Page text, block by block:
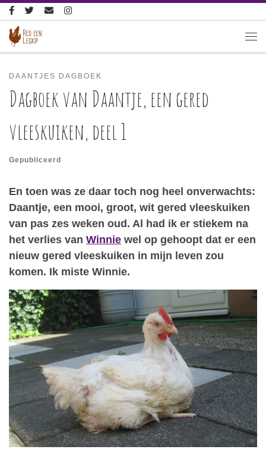
Ga naar inhoud
DAANTJES DAGBOEK
Dagboek van Daantje, een gered
vleeskuiken, deel 1
Gepubliceerd
En toen was ze daar toch nog heel onverwachts:
Daantje, een mooi, groot, wit gered vleeskuiken
van pas zes weken oud. Al had ik er stiekem na
het verlies van Winnie wel op gehoopt dat er een
nieuw gered vleeskuiken in mijn leven zou
komen. Ik miste Winnie.